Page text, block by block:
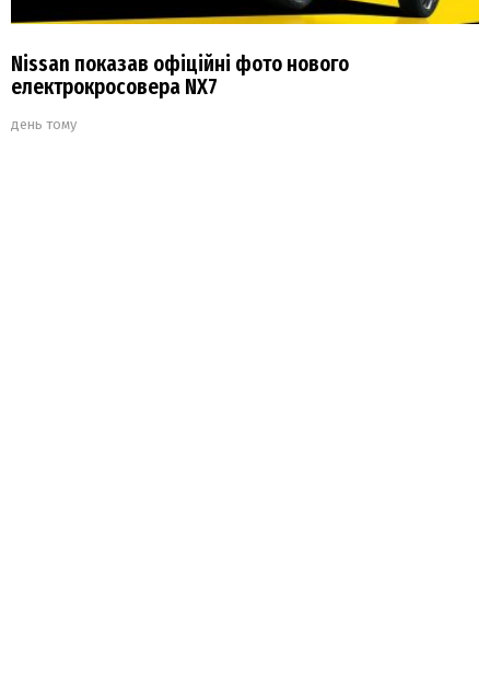
Nissan показав офіційні фото нового
електрокросовера NX7
день тому